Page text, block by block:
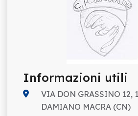
Informazioni utili
VIA DON GRASSINO 12,
DAMIANO MACRA (CN)